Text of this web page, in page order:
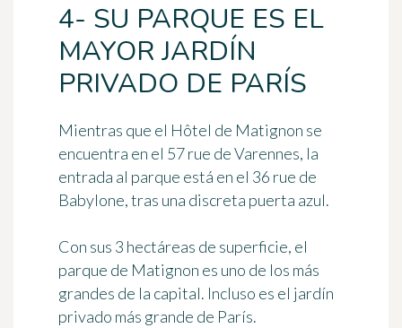
4- SU PARQUE ES EL
MAYOR JARDÍN
PRIVADO DE PARÍS
Mientras que el Hôtel de Matignon se
encuentra en el 57 rue de Varennes, la
entrada al parque está en el 36 rue de
Babylone, tras una discreta puerta azul.
Con sus 3 hectáreas de superficie, el
parque de Matignon es uno de los más
grandes de la capital. Incluso es el jardín
privado más grande de París.